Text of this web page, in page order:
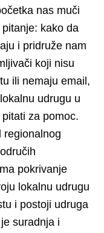
nas muči
kako da
i pridruže nam
koji nisu
ili nemaju email,
udrugu u
za pomoc.
regionalnog
pokrivanje
lokalnu udrugu
i postoji udruga
suradnja i